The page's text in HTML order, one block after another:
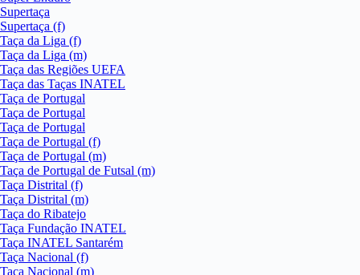
Supertaça
Supertaça (f)
Taça da Liga (f)
Taça da Liga (m)
Taça das Regiões UEFA
Taça das Taças INATEL
Taça de Portugal
Taça de Portugal
Taça de Portugal
Taça de Portugal (f)
Taça de Portugal (m)
Taça de Portugal de Futsal (m)
Taça Distrital (f)
Taça Distrital (m)
Taça do Ribatejo
Taça Fundação INATEL
Taça INATEL Santarém
Taça Nacional (f)
Taça Nacional (m)